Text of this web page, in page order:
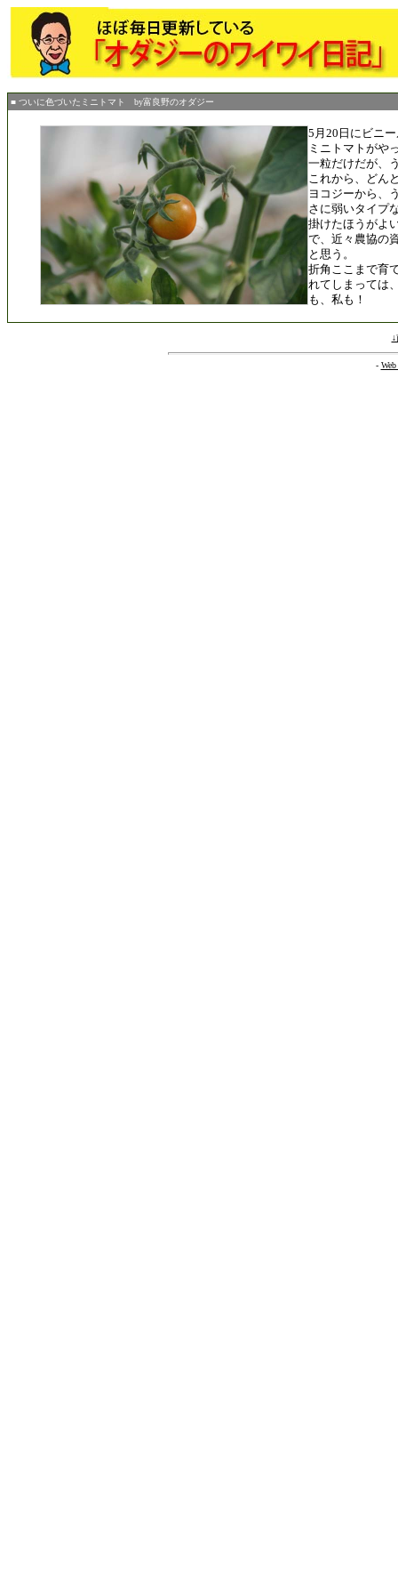
■ ついに色づいたミニトマト by富良野のオダジー
5月20日にビニ
ミニトマトがや
一粒だけだが、
これから、どん
ヨコジーから、
さに弱いタイプ
掛けたほうがよ
で、近々農協の
と思う。
折角ここまで育
れてしまっては
も、私も！
-